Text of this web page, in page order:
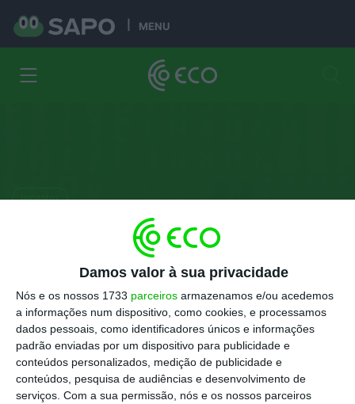
Damos valor à sua privacidade
Nós e os nossos 1733 parceiros armazenamos e/ou acedemos
a informações num dispositivo, como cookies, e processamos
dados pessoais, como identificadores únicos e informações
padrão enviadas por um dispositivo para publicidade e
conteúdos personalizados, medição de publicidade e
conteúdos, pesquisa de audiências e desenvolvimento de
serviços. Com a sua permissão, nós e os nossos parceiros
MENU
Impostos
Perdido no meio das tabelas
de IRS? Isto é tudo o que muda
Isabel Patrício
20 Janeiro 2019